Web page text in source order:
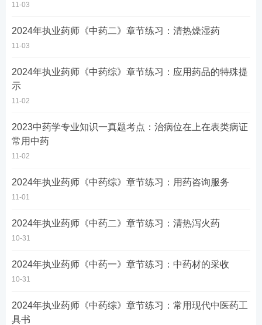
11-03
2024年执业药师《中药二》章节练习：清热燥湿药
11-03
2024年执业药师《中药综》章节练习：应用药品的特殊提
示
11-02
2023中药学专业知识一真题考点：治病位在上在表类病证
常用中药
11-02
2024年执业药师《中药综》章节练习：用药咨询服务
11-01
2024年执业药师《中药二》章节练习：清热泻火药
10-31
2024年执业药师《中药一》章节练习：中药材的采收
10-31
2024年执业药师《中药综》章节练习：常用现代中医药工
具书